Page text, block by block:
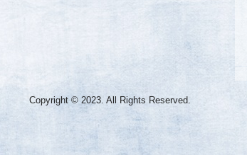
Copyright © 2023. All Rights Reserved.